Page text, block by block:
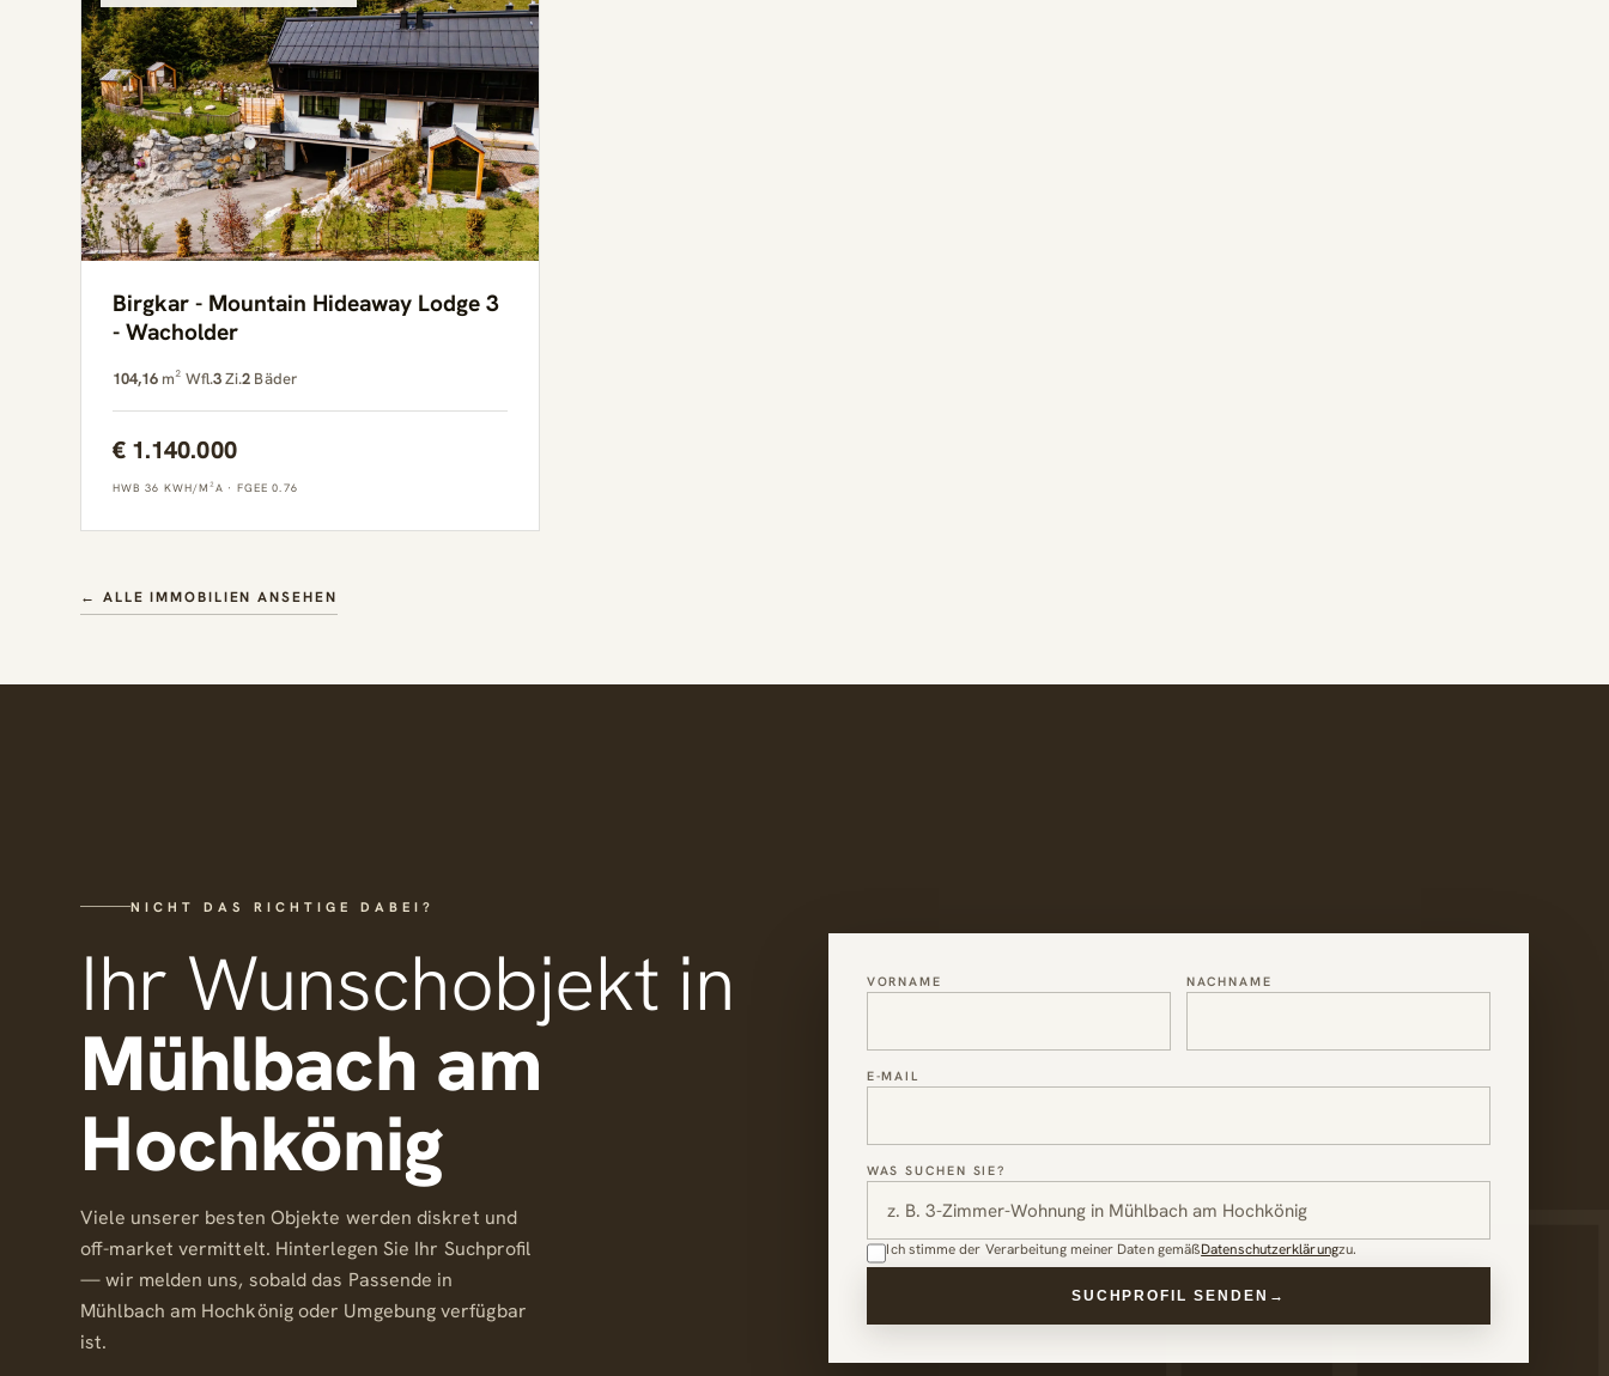
Birgkar - Mountain Hideaway Lodge 3
- Wacholder
104,16 m² Wfl.3Zi.2 Bäder
€ 1.140.000
HWB 36 KWH/M²A · FGEE 0.76
← ALLE IMMOBILIEN ANSEHEN
NICHT DAS RICHTIGE DABEI?
Ihr Wunschobjekt in
Mühlbach am
Hochkönig
Viele unserer besten Objekte werden diskret und
off-market vermittelt. Hinterlegen Sie Ihr Suchprofil
— wir melden uns, sobald das Passende in
Mühlbach am Hochkönig oder Umgebung verfügbar
ist.
VORNAME NACHNAME
E-MAIL
WAS SUCHEN SIE?
Ich stimme der Verarbeitung meiner Daten gemäßDatenschutzerklärungzu.
SUCHPROFIL SENDEN →